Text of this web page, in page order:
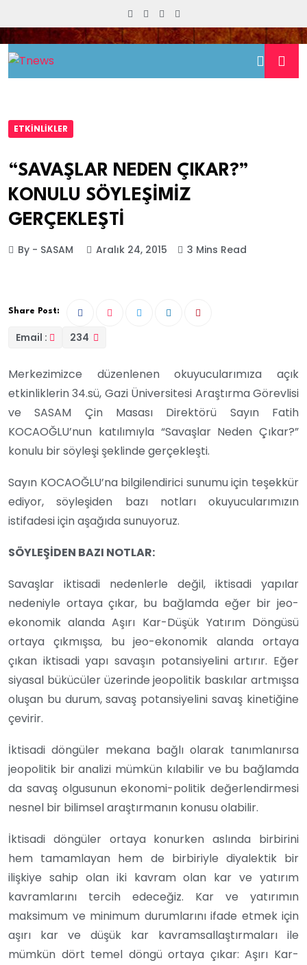
ETKINLIKLER
“SAVAŞLAR NEDEN ÇIKAR?”
KONULU SÖYLEŞİMİZ
GERÇEKLEŞTİ
By - SASAM Aralık 24, 2015 3 Mins Read
Share Post:
Email : 234
Merkezimizce düzenlenen okuyucularımıza açık
etkinliklerin 34.sü, Gazi Üniversitesi Araştırma Görevlisi
ve SASAM Çin Masası Direktörü Sayın Fatih
KOCAOĞLU’nun katılımıyla “Savaşlar Neden Çıkar?”
konulu bir söyleşi şeklinde gerçekleşti.
Sayın KOCAOĞLU’na bilgilendirici sunumu için teşekkür
ediyor, söyleşiden bazı notları okuyucularımızın
istifadesi için aşağıda sunuyoruz.
SÖYLEŞİDEN BAZI NOTLAR:
Savaşlar iktisadi nedenlerle değil, iktisadi yapılar
nedeniyle ortaya çıkar, bu bağlamda eğer bir jeo-
ekonomik alanda Aşırı Kar-Düşük Yatırım Döngüsü
ortaya çıkmışsa, bu jeo-ekonomik alanda ortaya
çıkan iktisadi yapı savaşın potansiyelini artırır. Eğer
siyasal bükücüler üzerinde jeopolitik baskılar artmışsa
oluşan bu durum, savaş potansiyelini savaş kinetiğine
çevirir.
İktisadi döngüler mekana bağlı olarak tanımlanırsa
jeopolitik bir analizi mümkün kılabilir ve bu bağlamda
da savaş olgusunun ekonomi-politik değerlendirmesi
nesnel bir bilimsel araştırmanın konusu olabilir.
İktisadi döngüler ortaya konurken aslında birbirini
hem tamamlayan hem de birbiriyle diyalektik bir
ilişkiye sahip olan iki kavram olan kar ve yatırım
kavramlarını tercih edeceğiz. Kar ve yatırımın
maksimum ve minimum durumlarını ifade etmek için
aşırı kar ve düşük kar kavramsallaştırmaları ile
mümkün dört temel döngü ortaya çıkar: Aşırı Kar-